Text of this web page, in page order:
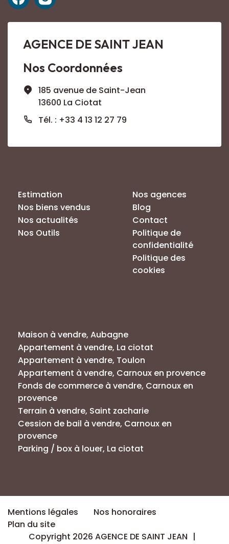
AGENCE DE SAINT JEAN
Nos Coordonnées
185 avenue de Saint-Jean
13600 La Ciotat
Tél. : +33 4 13 12 27 79
Estimation
Nos biens vendus
Nos actualités
Nos Outils
Nos agences
Blog
Contact
Politique de
confidentialité
Politique des
cookies
Maison à vendre, Aubagne
Appartement à vendre, La ciotat
Appartement à vendre, Toulon
Appartement à vendre, Carnoux en provence
Fonds de commerce à vendre, Carnoux en
provence
Terrain à vendre, Saint zacharie
Cession de bail à vendre, Carnoux en
provence
Parking / box à louer, La ciotat
Mentions légales
Nos honoraires
Plan du site
Copyright 2026 AGENCE DE SAINT JEAN |